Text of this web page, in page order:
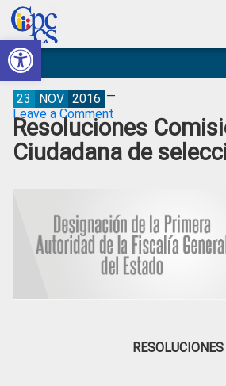
Abrir barra de herramientas
Skip
to
primary
navigation
Skip
to
main
content
Skip
to
primary
sidebar
Skip
to
footer
Consejo
de
Participación
Ciudadana
Social
Construyendo
Poder
Ciudadano
Resoluciones
Ciudadana de
23 NOV 2016
Leave a Comment
RESOLUCIONES